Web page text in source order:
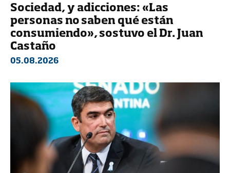
Sociedad, y adicciones: «Las
personas no saben qué están
consumiendo», sostuvo el Dr. Juan
Castaño
05.08.2026